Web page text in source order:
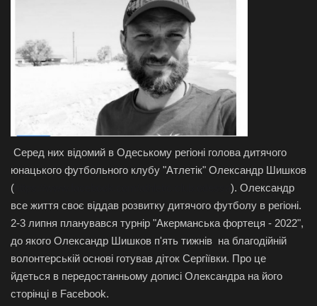
Серед них відомий в Одеському регіоні голова дитячого
юнацького футбольного клубу "Атлетік" Олександр Шишков
(
). Олександр
все життя своє віддав розвитку дитячого футболу в регіоні.
2-3 липня планувався турнір "Акерманська фортеця - 2022",
до якого Олександр Шишков п'ять тижнів на благодійній
волонтерській основі готував діток Сергіївки. Про це
йдеться в передостанньому дописі Олександра на його
сторінці в Facebook.